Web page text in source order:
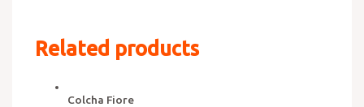
Related products
Colcha Fiore